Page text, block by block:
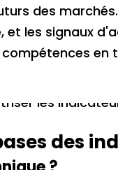
des
les signaux
des